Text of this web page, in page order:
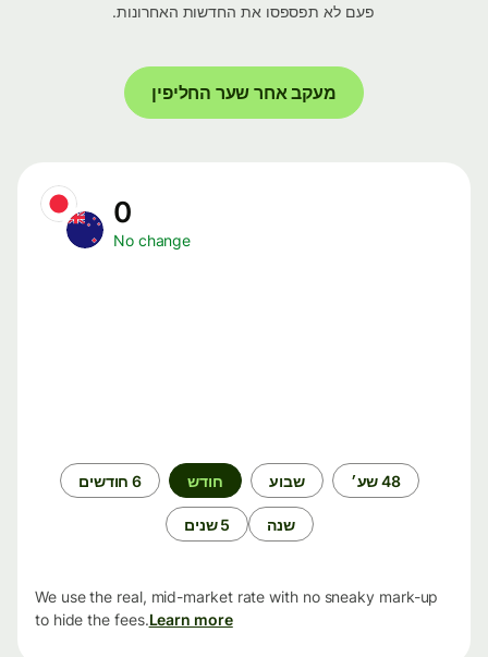
פעם לא תפספסו את החדשות האחרונות.
מעקב אחר שער החליפין
No change
48 שע׳ שבוע חודש 6 חודשים
שנה 5 שנים
We use the real, mid-market rate with no sneaky mark-up
to hide the fees.Learn more